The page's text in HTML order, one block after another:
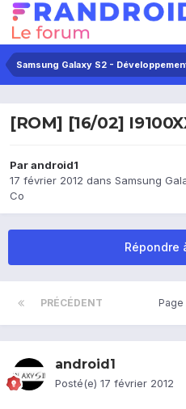
Samsung Galaxy S2 -
[ROM] [16/02]
Parandroid1
17 février 2012 dans Samsung
Co
Répondre
PRÉCÉDENT Page
android1
Posté(e) 17 février 2012